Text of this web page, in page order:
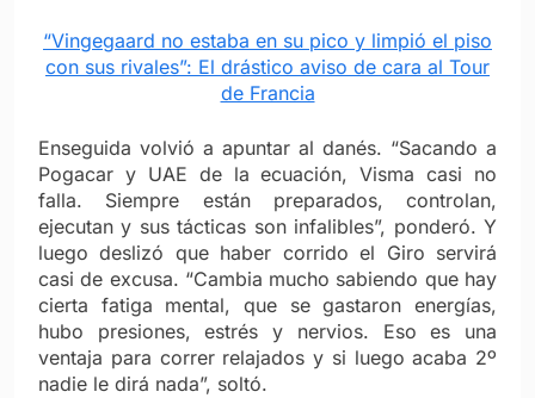
“Vingegaard no estaba en su pico y limpió el piso
con sus rivales”: El drástico aviso de cara al Tour
de Francia
Enseguida volvió a apuntar al danés. “Sacando a
Pogacar y UAE de la ecuación, Visma casi no
falla. Siempre están preparados, controlan,
ejecutan y sus tácticas son infalibles”, ponderó. Y
luego deslizó que haber corrido el Giro servirá
casi de excusa. “Cambia mucho sabiendo que hay
cierta fatiga mental, que se gastaron energías,
hubo presiones, estrés y nervios. Eso es una
ventaja para correr relajados y si luego acaba 2º
nadie le dirá nada”, soltó.